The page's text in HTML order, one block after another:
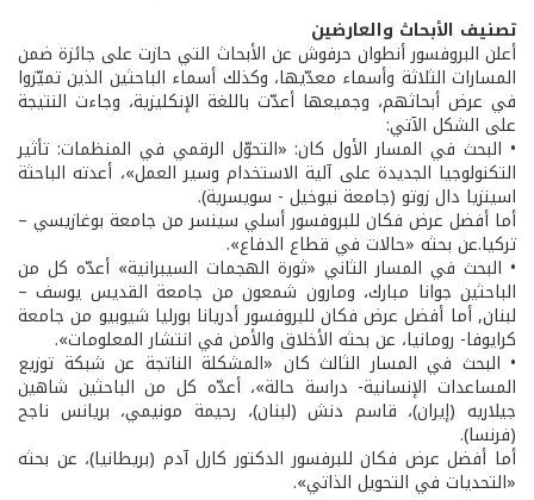
تصنيف الأبحاث والعارضين
أعلن البروفسور أنطوان حرفوش عن الأبحاث التي حازت على جائزة ضمن
المسارات الثلاثة وأسماء معدّيها، وكذلك أسماء الباحثين الذين تميّزوا
في عرض أبحاثهم، وجميعها أعدّت باللغة الإنكليزية، وجاءت النتيجة
على الشكل الآتي:
• البحث في المسار الأول كان: «التحوّل الرقمي في المنظمات: تأثير
التكنولوجيا الجديدة على آلية الاستخدام وسير العمل»، أعدته الباحثة
اسينزيا دال زوتو (جامعة نيوخيل - سويسرية).
أما أفضل عرض فكان للبروفسور أسلي سينسر من جامعة بوغازيسي –
تركيا.عن بحثه «حالات في قطاع الدفاع».
• البحث في المسار الثاني «ثورة الهجمات السيبرانية» أعدّه كل من
الباحثين جوانا مبارك، ومارون شمعون من جامعة القديس يوسف –
لبنان, أما أفضل عرض فكان للبروفسور أدريانا بورليا شيوبيو من جامعة
كرايوفا- رومانيا، عن بحثه الأخلاق والأمن في انتشار المعلومات».
• البحث في المسار الثالث كان «المشكلة الناتجة عن شبكة توزيع
المساعدات الإنسانية- دراسة حالة»، أعدّه كل من الباحثين شاهين
جيلاريه (إيران)، قاسم دنش (لبنان)، رحيمة مونيمي، بريانس ناجح
(فرنسا).
أما أفضل عرض فكان للبرفسور الدكتور كارل آدم (بريطانيا)، عن بحثه
«التحديات في التحويل الذاتي».